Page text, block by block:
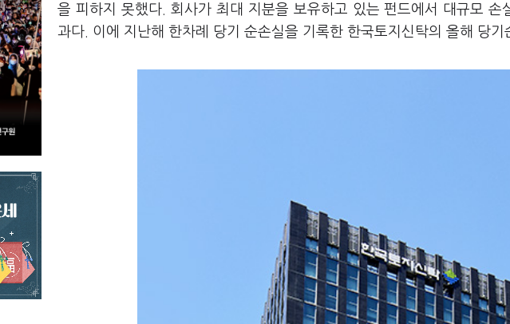
을 피하지 못했다. 회사가 최대 지분을 보유하고 있는 펀드에서 대규모 손
과다. 이에 지난해 한차례 당기 순손실을 기록한 한국토지신탁의 올해 당기